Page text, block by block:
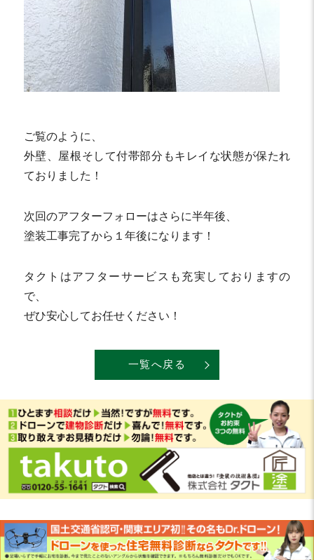
ご覧のように、
外壁、屋根そして付帯部分もキレイな状態が保たれ
ておりました！
次回のアフターフォローはさらに半年後、
塗装工事完了から１年後になります！
タクトはアフターサービスも充実しておりますの
で、
ぜひ安心してお任せください！
一覧へ戻る